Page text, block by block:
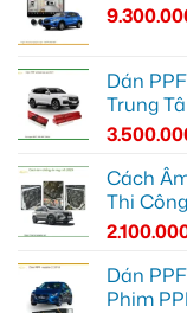
Dán
Trung
Cách
Thi
Dán
Phim